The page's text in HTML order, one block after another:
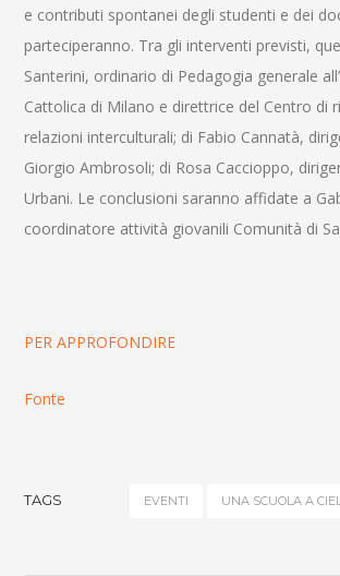
e contributi spontanei degli studenti e dei
parteciperanno. Tra gli interventi previsti,
Santerini, ordinario di Pedagogia generale
Cattolica di Milano e direttrice del Centro di
relazioni interculturali; di Fabio Cannatà,
Giorgio Ambrosoli; di Rosa Caccioppo,
Urbani. Le conclusioni saranno affidate a
coordinatore attività giovanili Comunità di
PER APPROFONDIRE
Fonte
TAGS EVENTI UNA SCUOLA A